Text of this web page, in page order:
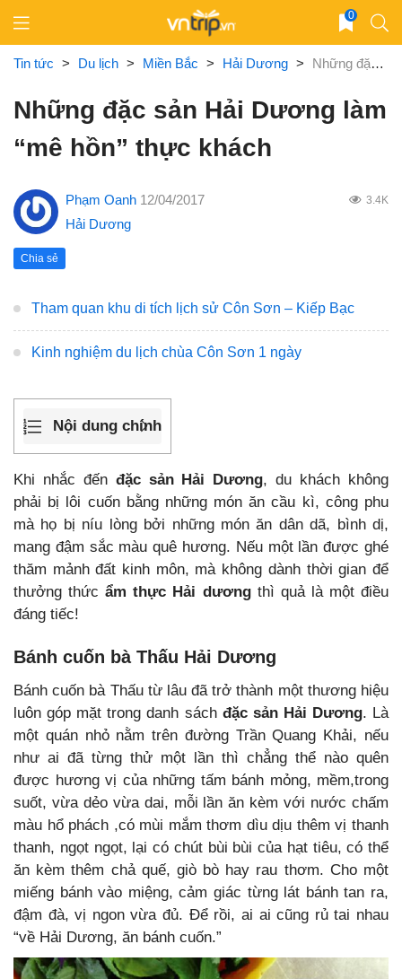
content
0
Tin tức > Du lịch > Miền Bắc > Hải Dương > Những đặc sản Hải Dương làm “mê hồn” thực khách
Những đặc sản Hải Dương làm
“mê hồn” thực khách
Phạm Oanh 12/04/2017 3.4K
Hải Dương
Chia sẻ
Tham quan khu di tích lịch sử Côn Sơn – Kiếp Bạc
Kinh nghiệm du lịch chùa Côn Sơn 1 ngày
Nội dung chính
Khi nhắc đến đặc sản Hải Dương, du khách không
phải bị lôi cuốn bằng những món ăn cầu kì, công phu
mà họ bị níu lòng bởi những món ăn dân dã, bình dị,
mang đậm sắc màu quê hương. Nếu một lần được ghé
thăm mảnh đất kinh môn, mà không dành thời gian để
thưởng thứcẩm thực Hải dươngthì quả là một điều
đáng tiếc!
Bánh cuốn bà Thấu Hải Dương
Bánh cuốn bà Thấu từ lâu đã trở thành một thương hiệu
luôn góp mặt trong danh sách đặc sản Hải Dương. Là
một quán nhỏ nằm trên đường Trần Quang Khải, nếu
như ai đã từng thử một lần thì chẳng thể nào quên
được hương vị của những tấm bánh mỏng, mềm,trong
suốt, vừa dẻo vừa dai, mỗi lần ăn kèm với nước chấm
màu hổ phách ,có mùi mắm thơm dìu dịu thêm vị thanh
thanh, ngọt ngọt, lại có chút bùi bùi của hạt tiêu, có thể
ăn kèm thêm chả quế, giò bò hay rau thơm. Cho một
miếng bánh vào miệng, cảm giác từng lát bánh tan ra,
đậm đà, vị ngon vừa đủ. Để rồi, ai ai cũng rủ tai nhau
“về Hải Dương, ăn bánh cuốn.”